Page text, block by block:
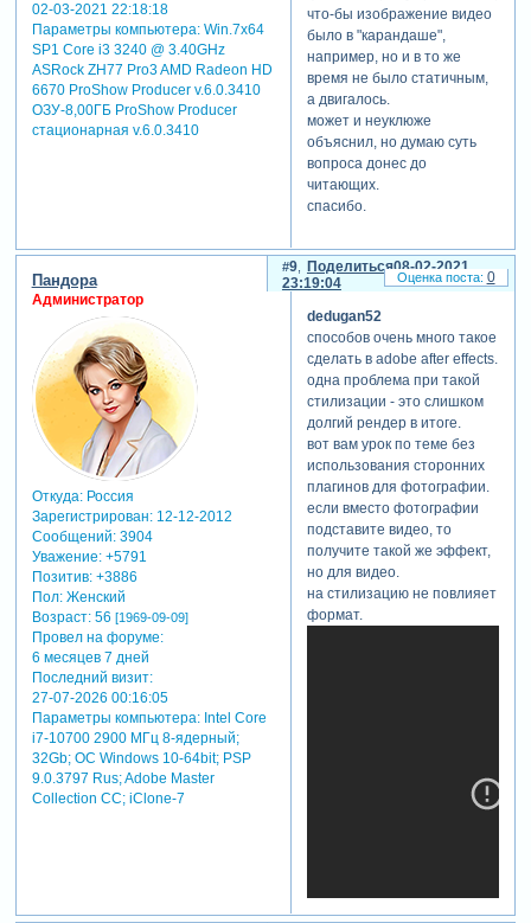
02-03-2021 22:18:18
Параметры компьютера:Win.7x64
SP1 Core i3 3240 @ 3.40GHz
ASRock ZH77 Pro3 AMD Radeon HD
6670 ProShow Producer v.6.0.3410
ОЗУ-8,00ГБ ProShow Producer
стационарная v.6.0.3410
что-бы изображение видео
было в "карандаше",
например, но и в то же
время не было статичным,
а двигалось.
может и неуклюже
объяснил, но думаю суть
вопроса донес до
читающих.
спасибо.
Поделиться
9
08-02-2021
23:19:04
Пандора
Администратор
Откуда:Россия
Зарегистрирован: 12-12-2012
Сообщений:3904
Уважение: +5791
Позитив: +3886
Пол:Женский
Возраст:56 [1969-09-09]
Провел на форуме:
6 месяцев 7 дней
Последний визит:
27-07-2026 00:16:05
Параметры компьютера:Intel Core
i7-10700 2900 МГц 8-ядерный;
32Gb; ОС Windows 10-64bit; PSP
9.0.3797 Rus; Adobe Master
Collection СС; iClone-7
dedugan52
способов очень много такое
сделать в adobe after effects.
одна проблема при такой
стилизации - это слишком
долгий рендер в итоге.
вот вам урок по теме без
использования сторонних
плагинов для фотографии.
если вместо фотографии
подставите видео, то
получите такой же эффект,
но для видео.
на стилизацию не повлияет
формат.
0